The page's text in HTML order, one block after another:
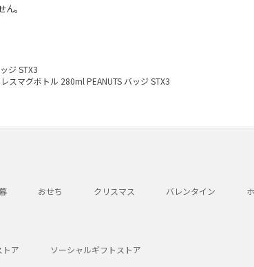
。
ジ STX3
スマグボトル 280ml PEANUTS バッジ STX3
おせち クリスマス バレンタイン
トア ソーシャルギフトストア